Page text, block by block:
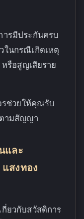
รมีประกันครบ
ในกรณีเกิดเหตุ
รือสูญเสียราย
รช่วยให้คุณรับ
ตามสัญญา
และ
สงทอง
ยวกับสวัสดิการ